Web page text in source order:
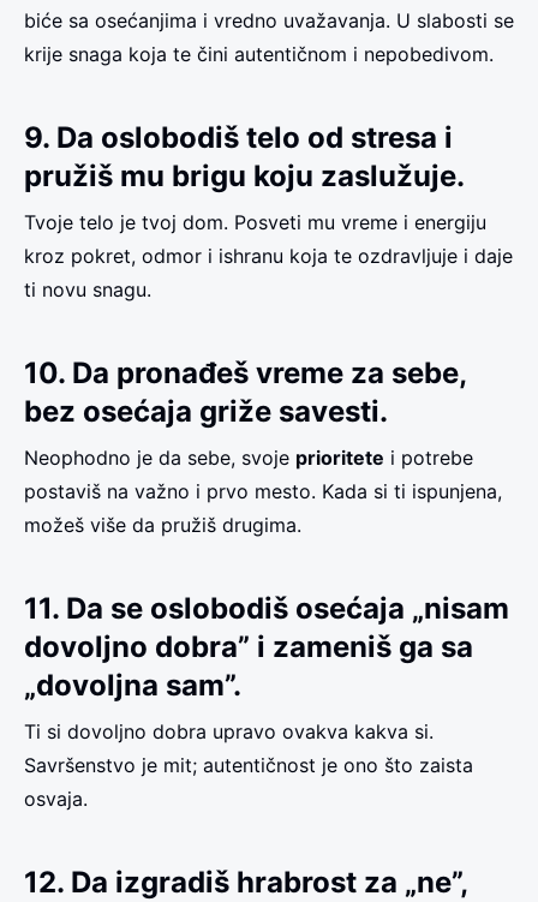
biće sa osećanjima i vredno uvažavanja. U slabosti se
krije snaga koja te čini autentičnom i nepobedivom.
9. Da oslobodiš telo od stresa i
pružiš mu brigu koju zaslužuje.
Tvoje telo je tvoj dom. Posveti mu vreme i energiju
kroz pokret, odmor i ishranu koja te ozdravljuje i daje
ti novu snagu.
10. Da pronađeš vreme za sebe,
bez osećaja griže savesti.
Neophodno je da sebe, svoje prioritete i potrebe
postaviš na važno i prvo mesto. Kada si ti ispunjena,
možeš više da pružiš drugima.
11. Da se oslobodiš osećaja „nisam
dovoljno dobra” i zameniš ga sa
„dovoljna sam”.
Ti si dovoljno dobra upravo ovakva kakva si.
Savršenstvo je mit; autentičnost je ono što zaista
osvaja.
12. Da izgradiš hrabrost za „ne”,